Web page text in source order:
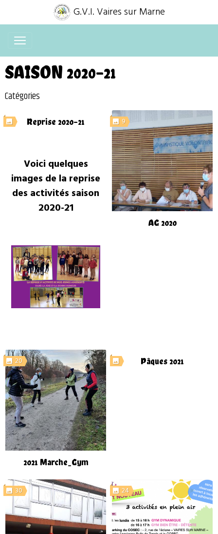
G.V.I. Vaires sur Marne
SAISON 2020-21
Catégories
Reprise 2020-21
Voici quelques
images de la reprise
des activités saison
2020-21
9
AG 2020
20
2021 Marche_Gym
Pâques 2021
30 24